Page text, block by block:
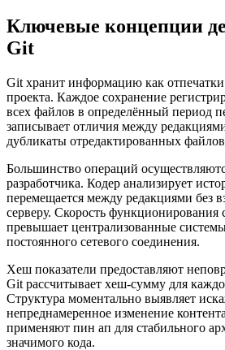
Ключевые концепции
Git
Git хранит информацию как
проекта. Каждое сохранение
всех файлов в определённый период
записывает отличия между
дубликаты отредактированных
Большинство операций
разработчика. Кодер анализирует
перемещается между редакциями без
серверу. Скорость функционирования
превышает централизованные
постоянного сетевого соединения.
Хеш показатели предоставляют
Git рассчитывает хеш-сумму для
Структура моментально выявляет
непреднамеренное изменение
применяют пин ап для стабильного
значимого кода.